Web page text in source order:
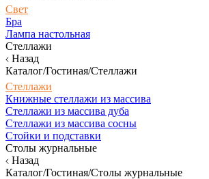
Свет
Бра
Лампа настольная
Стеллажи
Назад
Каталог/Гостиная/Стеллажи
Стеллажи
Книжные стеллажи из массива
Стеллажи из массива дуба
Стеллажи из массива сосны
Стойки и подставки
Столы журнальные
Назад
Каталог/Гостиная/Столы журнальные